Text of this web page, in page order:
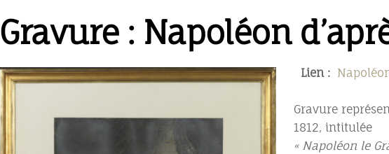
Gravure : Napoléon
Lien :
Gravure
1812, intitulée
« Napoléon le